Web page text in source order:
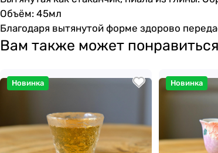
Объём: 45мл
Благодаря вытянутой форме здорово
Вам также может понравиться
Новинка Новинка